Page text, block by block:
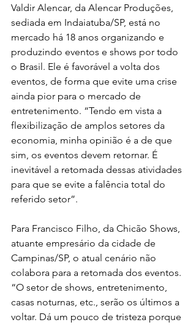
Valdir Alencar, da Alencar Produções,
sediada em Indaiatuba/SP, está no
mercado há 18 anos organizando e
produzindo eventos e shows por todo
o Brasil. Ele é favorável a volta dos
eventos, de forma que evite uma crise
ainda pior para o mercado de
entretenimento. “Tendo em vista a
flexibilização de amplos setores da
economia, minha opinião é a de que
sim, os eventos devem retornar. É
inevitável a retomada dessas atividades
para que se evite a falência total do
referido setor”.
Para Francisco Filho, da Chicão Shows,
atuante empresário da cidade de
Campinas/SP, o atual cenário não
colabora para a retomada dos eventos.
“O setor de shows, entretenimento,
casas noturnas, etc., serão os últimos a
voltar. Dá um pouco de tristeza porque